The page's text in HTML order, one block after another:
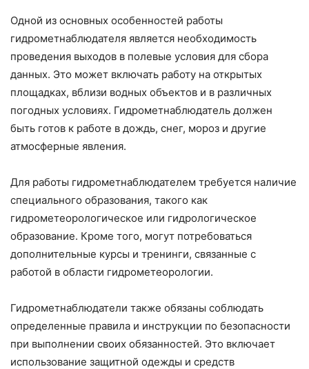
Одной из основных особенностей работы
гидрометнаблюдателя является необходимость
проведения выходов в полевые условия для сбора
данных. Это может включать работу на открытых
площадках, вблизи водных объектов и в различных
погодных условиях. Гидрометнаблюдатель должен
быть готов к работе в дождь, снег, мороз и другие
атмосферные явления.
Для работы гидрометнаблюдателем требуется наличие
специального образования, такого как
гидрометеорологическое или гидрологическое
образование. Кроме того, могут потребоваться
дополнительные курсы и тренинги, связанные с
работой в области гидрометеорологии.
Гидрометнаблюдатели также обязаны соблюдать
определенные правила и инструкции по безопасности
при выполнении своих обязанностей. Это включает
использование защитной одежды и средств